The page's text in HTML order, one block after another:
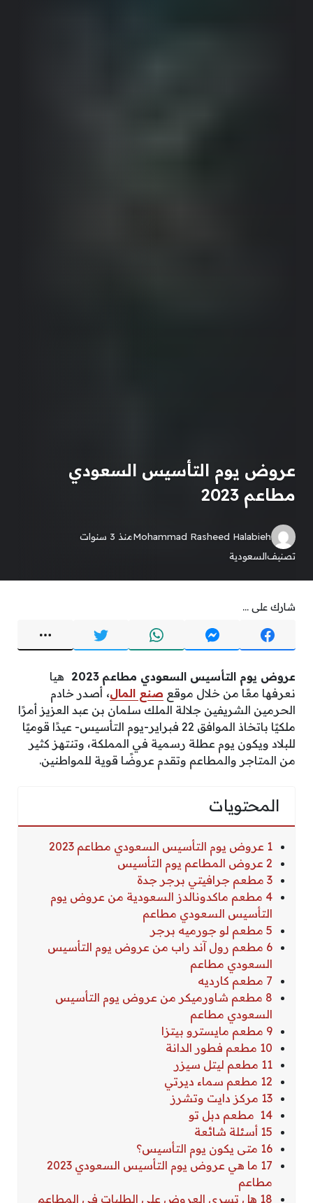
عروض يوم التأسيس السعودي
مطاعم 2023
Mohammad Rasheed Halabiehمنذ 3 سنوات
تصنيفالسعودية
شارك على ...
عروض يوم التأسيس السعودي مطاعم 2023 هيا
نعرفها معًا من خلال موقع صنع المال، أصدر خادم
الحرمين الشريفين جلالة الملك سلمان بن عبد العزيز أمرًا
ملكيًا باتخاذ الموافق 22 فبراير-يوم التأسيس- عيدًا قوميًا
للبلاد ويكون يوم عطلة رسمية في المملكة، وتنتهز كثير
من المتاجر والمطاعم وتقدم عروضًا قوية للمواطنين.
المحتويات
1 عروض يوم التأسيس السعودي مطاعم 2023
2 عروض المطاعم يوم التأسيس
3 مطعم جرافيتي برجر جدة
4 مطعم ماكدونالدز السعودية من عروض يوم
التأسيس السعودي مطاعم
5 مطعم لو جورميه برجر
6 مطعم رول آند راب من عروض يوم التأسيس
السعودي مطاعم
7 مطعم كارديه
8 مطعم شاورميكر من عروض يوم التأسيس
السعودي مطاعم
9 مطعم مايسترو بيتزا
10 مطعم فطور الدانة
11 مطعم ليتل سيزر
12 مطعم سماء ديرتي
13 مركز دايت وتشرز
14 مطعم دبل تو
15 أسئلة شائعة
16 متى يكون يوم التأسيس؟
17 ما هي عروض يوم التأسيس السعودي 2023
مطاعم
18 هل تسري العروض على الطلبات في المطاعم